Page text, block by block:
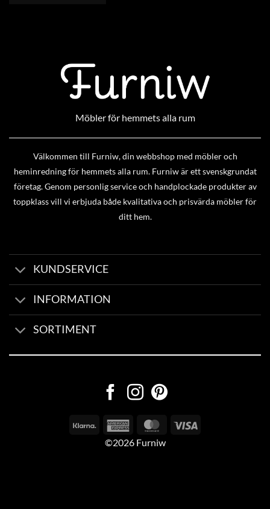
Möbler för hemmets alla rum
Välkommen till Furniw, din webbshop med möbler och
heminredning för hemmets alla rum. Furniw är ett svenskgrundat
företag. Genom personlig service och handplockade produkter av
toppklass vill vi erbjuda både kvalitativa och prisvärda möbler för
ditt hem.
KUNDSERVICE
INFORMATION
SORTIMENT
©2026 Furniw